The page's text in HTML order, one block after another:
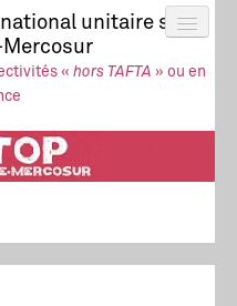
unitaire stop
« hors TAFTA » ou en
TAFTA
CETA